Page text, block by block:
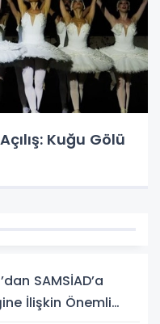
Kuğu Gölü
SAMSİAD’a
İlişkin Önemli